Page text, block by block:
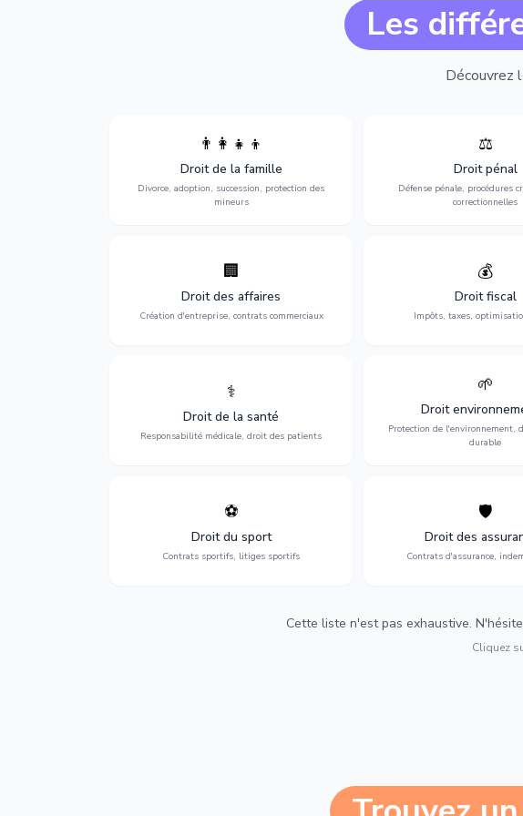
Les
Découvrez
👨‍👩‍👧‍👦
Droit de la famille
Divorce, adoption, succession, protection des
mineurs
succession et protection des personnes
vulnérables.
⚖️
Droit pénal
Défense pénale, procédures
correctionnelles
Expertise en matière
l'assistance en garde à
procès, pour toute affaire
ou criminelle.
🏢
Droit des affaires
Création d'entreprise, contrats commerciaux
Accompagnement complet pour votre
entreprise : création, contrats
commerciaux, concurrence et litiges.
💰
Droit fiscal
Impôts, taxes,
Optimisation de votre
déclarations,
fiscaux et
⚕️
Droit de la santé
Responsabilité médicale, droit des patients
Défense de vos droits médicaux : erreurs
médicales, responsabilité des praticiens
et indemnisation.
🌱
Droit
Protection de l'environnement,
durable
environnementale,
développement
⚽
Droit du sport
Contrats sportifs, litiges sportifs
Expertise en droit sportif : contrats de
sportifs, transferts, sponsoring et
contentieux.
🛡️
Droit des
Contrats d'assurance,
Défense de vos intérêts
d'assurance, sinistres et
optimales.
Cette liste n'est pas exhaustive.
Cliquez